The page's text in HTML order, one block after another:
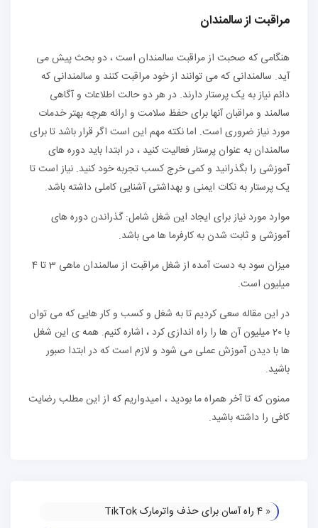
مراقبت از سالمندان
هنگامی که صحبت از مراقبت سالمندان است ، دو بحث پیش می
آید. سالمندانی که می توانند از خود مراقبت کنند و سالمندانی که
دائم نیاز به یک پرستار دارند. در هر دو حالت اطلاعات و آگاهی
سالمند و مراقبان آنها برای حفظ سلامت و ارائه هرچه بهتر خدمات
مورد نیاز ضروری است. اما نکته مهم این است اگر قرار باشد تا برای
سالمندان به عنوان پرستار فعالیت کنید ، در ابتدا باید دوره های
آموزشی را بگذرانید و کمی خرج کسب تجربه خود کنید. نیاز است تا
یک پرستار به نکات ایمنی و بهداشتی آشنایی کاملی داشته باشد.
موارد مورد نیاز برای ایجاد این شغل شامل: گذراندن دوره های
آموزشی و ثابت شدن به کارفرما ها می باشد.
میزان سود به دست آمده از شغل مراقبت از سالمندان ماهی 3 تا 4
میلیون است.
در این مقاله سعی کردیم تا به شغل و کسب و کار هایی که می توان
با 20 میلیون آن ها را راه اندازی کرد ، اشاره کنیم. همه ی این شغل
ها با دیدن آموزش عملی می شود و لازم است که در ابتدا صبور
باشید.
ممنون که تا آخر همراه ما بودید ، امیدواریم که از این مطلب رضایت
کافی را داشته باشید.
« 4 راه آسان برای حذف واترمارک TikTok